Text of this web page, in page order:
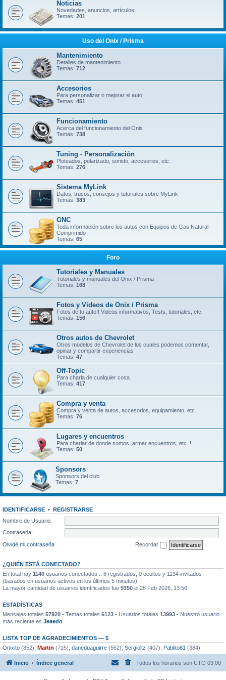
Noticias
Novedades, anuncios, artículos
Temas: 201
Uso del Onix / Prisma
Mantenimiento
Detalles de mantenimiento
Temas: 712
Accesorios
Para personalizar o mejorar el auto
Temas: 451
Funcionamiento
Acerca del funcionamiento del Onix
Temas: 738
Tuning - Personalización
Ploteados, polarizado, sonido, accesorios, etc.
Temas: 276
Sistema MyLink
Datos, trucos, consejos y tutoriales sobre MyLink
Temas: 383
GNC
Toda información sobre los autos con Equipos de Gas Natural
Comprimido
Temas: 65
Foro
Tutoriales y Manuales
Tutoriales y manuales del Onix / Prisma
Temas: 168
Fotos y Videos de Onix / Prisma
Fotos de tu auto!! Videos informativos, Tests, tutoriales, etc.
Temas: 156
Otros autos de Chevrolet
Otros modelos de Chevrolet de los cuales podemos comentar,
opinar y compartir experiencias
Temas: 47
Off-Topic
Para charla de cualquier cosa
Temas: 417
Compra y venta
Compra y venta de autos, accesorios, equipamiento, etc.
Temas: 76
Lugares y encuentros
Para charlar de donde somos, armar encuentros, etc. !
Temas: 50
Sponsors
Sponsors del club
Temas: 7
IDENTIFICARSE • REGISTRARSE
Nombre de Usuario:
Contraseña:
Olvidé mi contraseña
Recordar
¿QUIÉN ESTÁ CONECTADO?
En total hay 1140 usuarios conectados :: 6 registrados, 0 ocultos y 1134 invitados
(basados en usuarios activos en los últimos 5 minutos)
La mayor cantidad de usuarios identificados fue 9350 el 28 Feb 2026, 13:56
ESTADÍSTICAS
Mensajes totales 57920 • Temas totales 6123 • Usuarios totales 13993 • Nuestro usuario
más reciente es Jeaedo
LISTA TOP DE AGRADECIMIENTOS — 5
Onixito (852), Martin (715), daneduaguirre (552), Sergioltz (407), Pablito81 (384)
Inicio Índice general Todos los horarios son UTC-03:00